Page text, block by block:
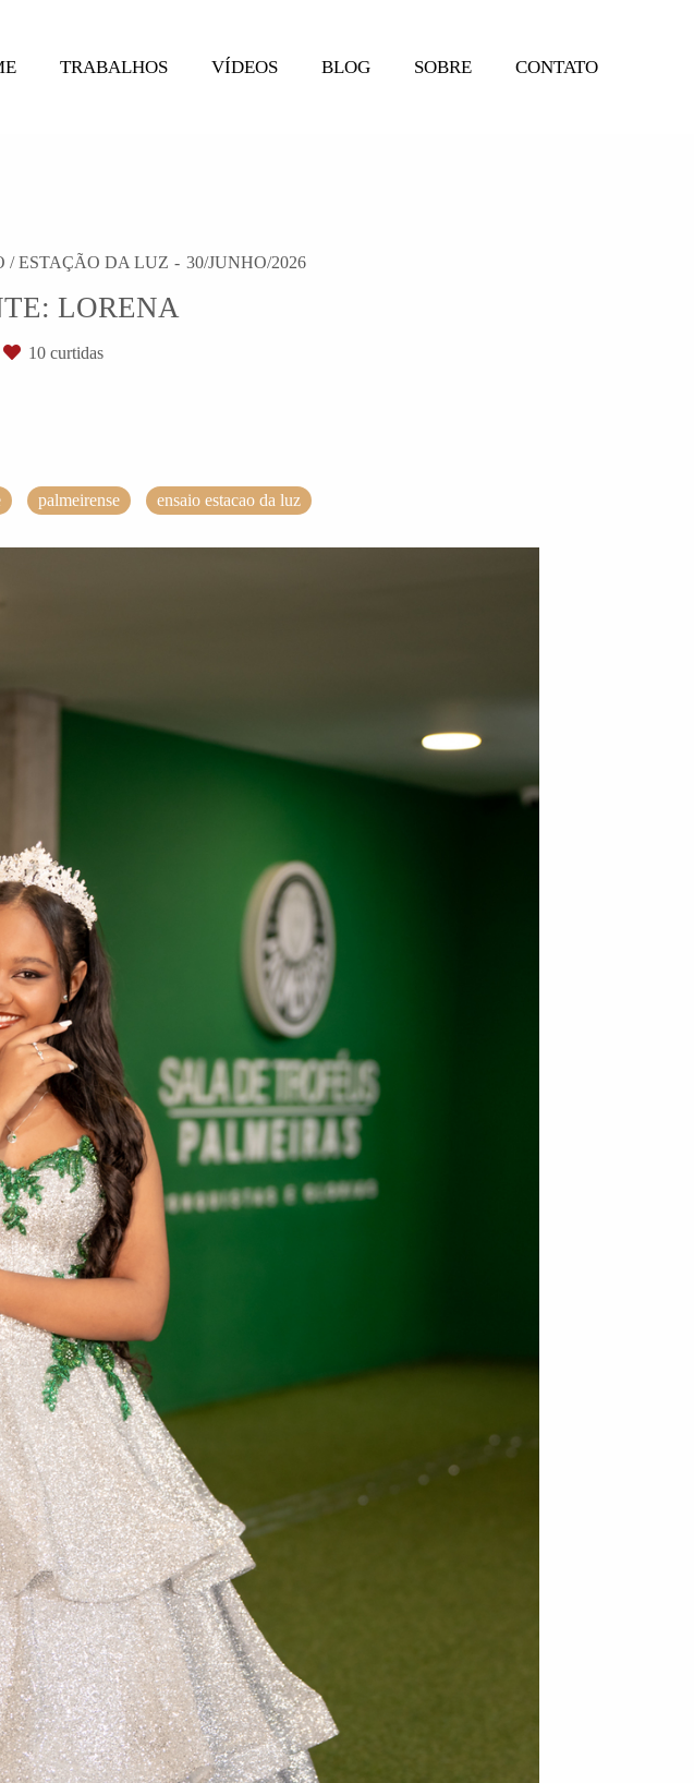
TRABALHOS VÍDEOS BLOG SOBRE CONTATO
/ ESTAÇÃO DA LUZ 30/JUNHO/2026
LORENA
10 curtidas
palmeirense ensaio estacao da luz